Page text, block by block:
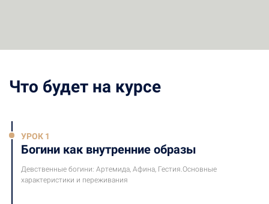
Что будет на курсе
УРОК 1
Богини как внутренние образы
Девственные богини: Артемида, Афина, Гестия.Основные
характеристики и переживания